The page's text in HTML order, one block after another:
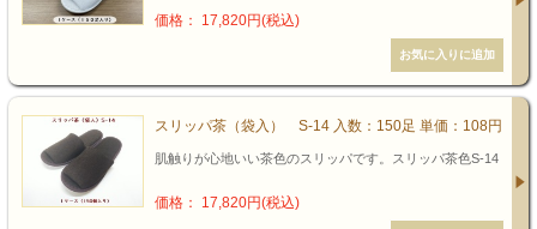
価格： 17,820円(税込)
スリッパ茶（袋入） S-14 入数：150足 単価：108円
肌触りが心地いい茶色のスリッパです。スリッパ茶色S-14
価格： 17,820円(税込)